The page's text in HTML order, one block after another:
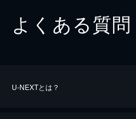
よくある質問
U-NEXTとは？